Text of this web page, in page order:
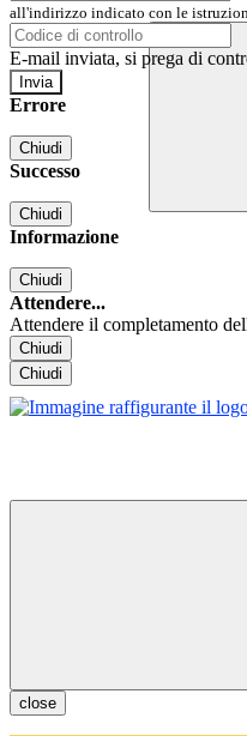
all'indirizzo indicato con le
E-mail inviata, si prega di
Errore
Chiudi
Successo
Chiudi
Informazione
Chiudi
Attendere...
Attendere il completamento
Chiudi
Chiudi
close